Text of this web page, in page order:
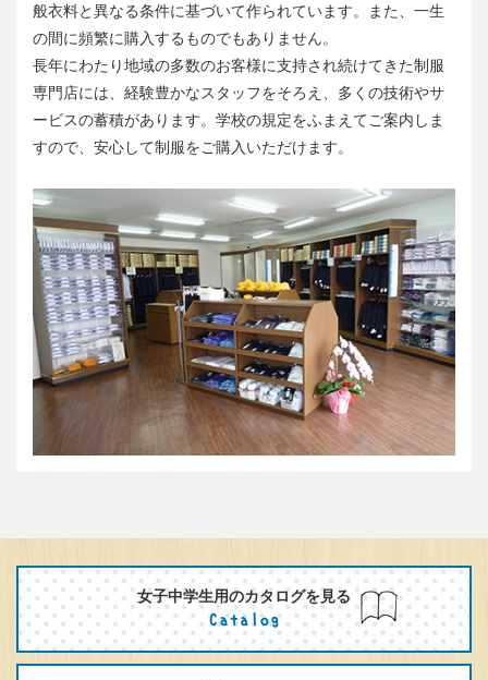
般衣料と異なる条件に基づいて作られています。また、一生
の間に頻繁に購入するものでもありません。
長年にわたり地域の多数のお客様に支持され続けてきた制服
専門店には、経験豊かなスタッフをそろえ、多くの技術やサ
ービスの蓄積があります。学校の規定をふまえてご案内しま
すので、安心して制服をご購入いただけます。
女子中学生用のカタログを見る